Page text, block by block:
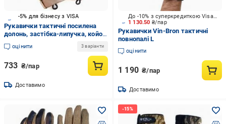
-5% для бізнесу з VISA
Рукавички тактичні посилена
долонь, застібка-липучка, койот
XL
оцінити 3 варіанти
733 ₴/пар
Доставимо
1 130.50 ₴/пар
До -10% з суперкредиткою Visa Вигода
Рукавички Vin-Bron тактичні
повнопалі L
оцінити
1 190 ₴/пар
Доставимо